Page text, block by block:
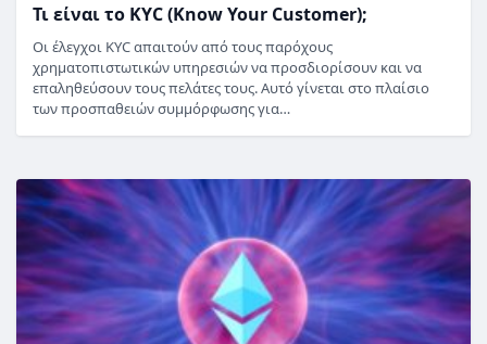
Τι είναι το KYC (Know Your Customer);
Οι έλεγχοι KYC απαιτούν από τους παρόχους
χρηματοπιστωτικών υπηρεσιών να προσδιορίσουν και να
επαληθεύσουν τους πελάτες τους. Αυτό γίνεται στο πλαίσιο
των προσπαθειών συμμόρφωσης για…